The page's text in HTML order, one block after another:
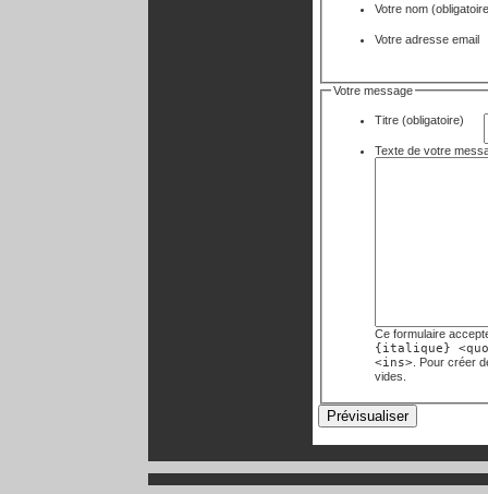
Votre nom
Votre adresse email
Votre message
Titre (obligatoire)
Ce formulaire
{italique}
<ins> . Pour créer
vides.